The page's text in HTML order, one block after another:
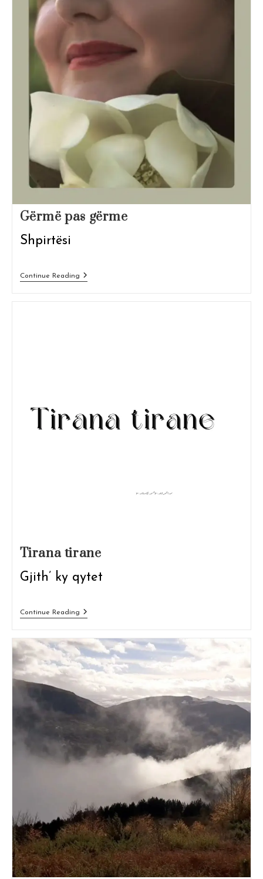
Gërmë pas gërme
Shpirtësi
Continue ReadingGërmë
Pas
Tirana tirane
Gjith’ ky qytet
Continue ReadingTirana
Tirane